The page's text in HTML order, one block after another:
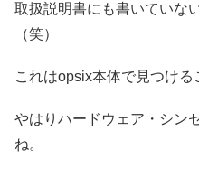
取扱説明書にも書いていな
（笑）
これはopsix本体で見つける
やはりハードウェア・シン
ね。